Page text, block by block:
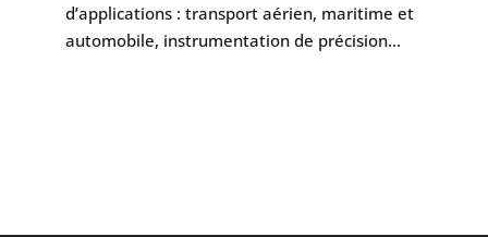
d’applications : transport aérien, maritime et
automobile, instrumentation de précision…